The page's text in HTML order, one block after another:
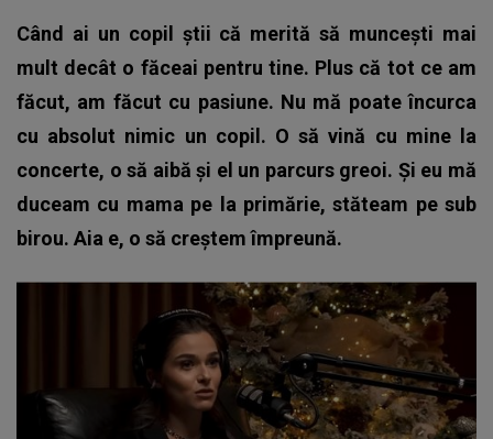
Când ai un copil știi că merită să muncești mai
mult decât o făceai pentru tine. Plus că tot ce am
făcut, am făcut cu pasiune. Nu mă poate încurca
cu absolut nimic un copil. O să vină cu mine la
concerte, o să aibă și el un parcurs greoi. Și eu mă
duceam cu mama pe la primărie, stăteam pe sub
birou. Aia e, o să creștem împreună.